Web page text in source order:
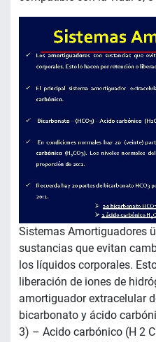
Sistemas Amortiguadores
sustancias que evitan
los líquidos corporales.
liberación de iones de
amortiguador extracelular
bicarbonato y ácido
3) – Acido carbónico (H 2